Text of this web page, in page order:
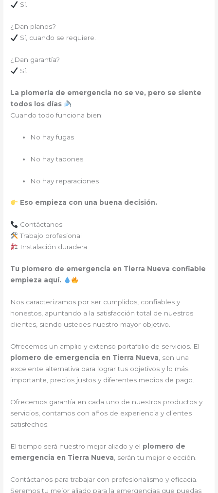
Sí.
¿Dan planos?
Sí, cuando se requiere.
¿Dan garantía?
Sí.
La plomería de emergencia no se ve, pero se siente
todos los días
Cuando todo funciona bien:
No hay fugas
No hay tapones
No hay reparaciones
Eso empieza con una buena decisión.
Contáctanos
Trabajo profesional
Instalación duradera
Tu plomero de emergencia en Tierra Nueva confiable
empieza aquí.
Nos caracterizamos por ser cumplidos, confiables y
honestos, apuntando a la satisfacción total de nuestros
clientes, siendo ustedes nuestro mayor objetivo.
Ofrecemos un amplio y extenso portafolio de servicios. El
plomero de emergencia en Tierra Nueva , son una
excelente alternativa para lograr tus objetivos y lo más
importante, precios justos y diferentes medios de pago.
Ofrecemos garantía en cada uno de nuestros productos y
servicios, contamos con años de experiencia y clientes
satisfechos.
El tiempo será nuestro mejor aliado y el plomero de
emergencia en Tierra Nueva , serán tu mejor elección.
Contáctanos para trabajar con profesionalismo y eficacia.
Seremos tu mejor aliado para la emergencias que puedas